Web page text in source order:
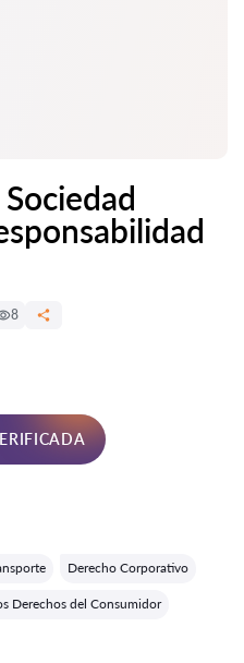
8
Derecho Corporativo
Derechos del Consumidor